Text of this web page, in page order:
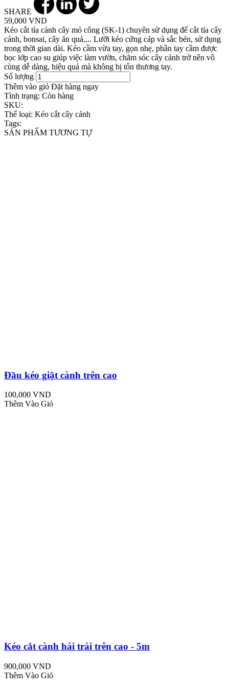
SHARE
59,000 VND
Kéo cắt tỉa cành cây mỏ công (SK-1) chuyên sử dụng để cắt tỉa cây
cảnh, bonsai, cây ăn quả,... Lưỡi kéo cứng cáp và sắc bén, sử dụng
trong thời gian dài. Kéo cầm vừa tay, gọn nhẹ, phần tay cầm được
bọc lớp cao su giúp việc làm vườn, chăm sóc cây cảnh trở nên vô
cùng dễ dàng, hiệu quả mà không bị tổn thương tay.
Số lượng
Thêm vào giỏ Đặt hàng ngay
Tình trạng: Còn hàng
SKU:
Thể loại: Kéo cắt cây cảnh
Tags:
SẢN PHẨM TƯƠNG TỰ
Đầu kéo giật cành trên cao
100,000 VND
Thêm Vào Giỏ
Kéo cắt cành hái trái trên cao - 5m
900,000 VND
Thêm Vào Giỏ